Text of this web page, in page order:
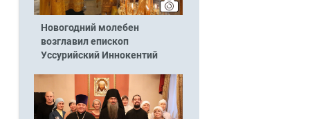
Новогодний молебен
возглавил епископ
Уссурийский Иннокентий